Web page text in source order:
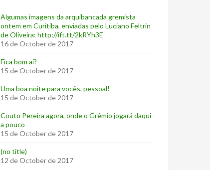
Algumas imagens da arquibancada gremista
ontem em Curitiba, enviadas pelo Luciano Feltrin
de Oliveira: http://ift.tt/2kRYh3E
16 de October de 2017
‪Fica bom aí?‬
15 de October de 2017
Uma boa noite para vocês, pessoal!
15 de October de 2017
‪Couto Pereira agora, onde o Grêmio jogará daqui
a pouco ‬
15 de October de 2017
(no title)
12 de October de 2017